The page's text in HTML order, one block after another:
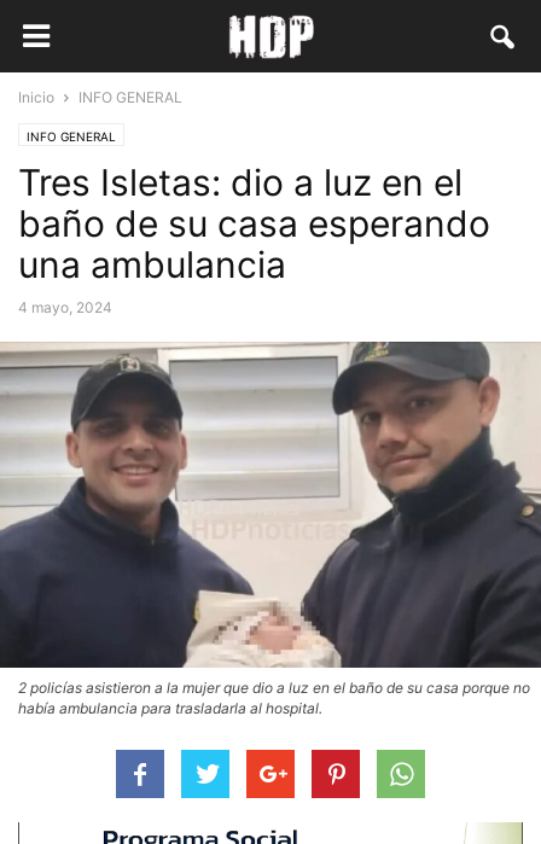
Inicio INFO GENERAL
INFO GENERAL
Tres Isletas: dio a luz en el
baño de su casa esperando
una ambulancia
4 mayo, 2024
2 policías asistieron a la mujer que dio a luz en el baño de su casa porque no
había ambulancia para trasladarla al hospital.